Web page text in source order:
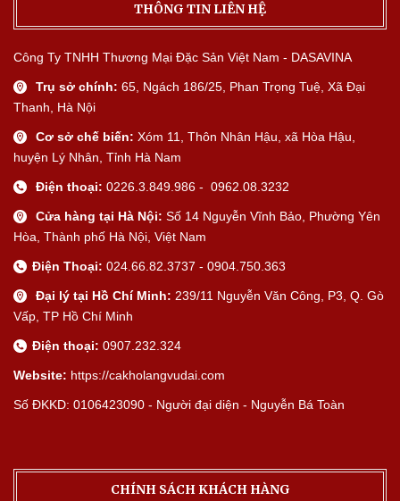
THÔNG TIN LIÊN HỆ
Công Ty TNHH Thương Mại Đặc Sản Việt Nam - DASAVINA
Trụ sở chính: 65, Ngách 186/25, Phan Trọng Tuệ, Xã Đại
Thanh, Hà Nội
Cơ sở chế biến: Xóm 11, Thôn Nhân Hậu, xã Hòa Hậu,
huyện Lý Nhân, Tỉnh Hà Nam
Điện thoại: 0226.3.849.986 - 0962.08.3232
Cửa hàng tại Hà Nội: Số 14 Nguyễn Vĩnh Bảo, Phường Yên
Hòa, Thành phố Hà Nội, Việt Nam
Điện Thoại: 024.66.82.3737 - 0904.750.363
Đại lý tại Hồ Chí Minh: 239/11 Nguyễn Văn Công, P3, Q. Gò
Vấp, TP Hồ Chí Minh
Điện thoại: 0907.232.324
Website: https://cakholangvudai.com
Số ĐKKD: 0106423090 - Người đại diện - Nguyễn Bá Toàn
CHÍNH SÁCH KHÁCH HÀNG